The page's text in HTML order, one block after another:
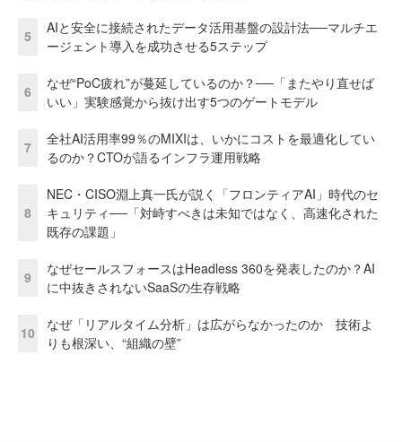
5
AIと安全に接続されたデータ活用基盤の設計法──マルチエ
ージェント導入を成功させる5ステップ
6
なぜ“PoC疲れ”が蔓延しているのか？──「またやり直せば
いい」実験感覚から抜け出す5つのゲートモデル
7
全社AI活用率99％のMIXIは、いかにコストを最適化してい
るのか？CTOが語るインフラ運用戦略
8
NEC・CISO淵上真一氏が説く「フロンティアAI」時代のセ
キュリティ──「対峙すべきは未知ではなく、高速化された
既存の課題」
9
なぜセールスフォースはHeadless 360を発表したのか？AI
に中抜きされないSaaSの生存戦略
10
なぜ「リアルタイム分析」は広がらなかったのか 技術よ
りも根深い、“組織の壁”